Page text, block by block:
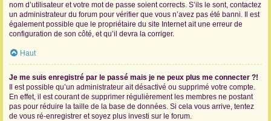
nom d’utilisateur et votre mot de passe soient corrects. S’ils le sont, contactez
un administrateur du forum pour vérifier que vous n’avez pas été banni. Il est
également possible que le propriétaire du site Internet ait une erreur de
configuration de son côté, et qu’il devra la corriger.
Haut
Je me suis enregistré par le passé mais je ne peux plus me connecter ?!
Il est possible qu’un administrateur ait désactivé ou supprimé votre compte.
En effet, il est courant de supprimer régulièrement les membres ne postant
pas pour réduire la taille de la base de données. Si cela vous arrive, tentez
de vous ré-enregistrer et soyez plus investi sur le forum.